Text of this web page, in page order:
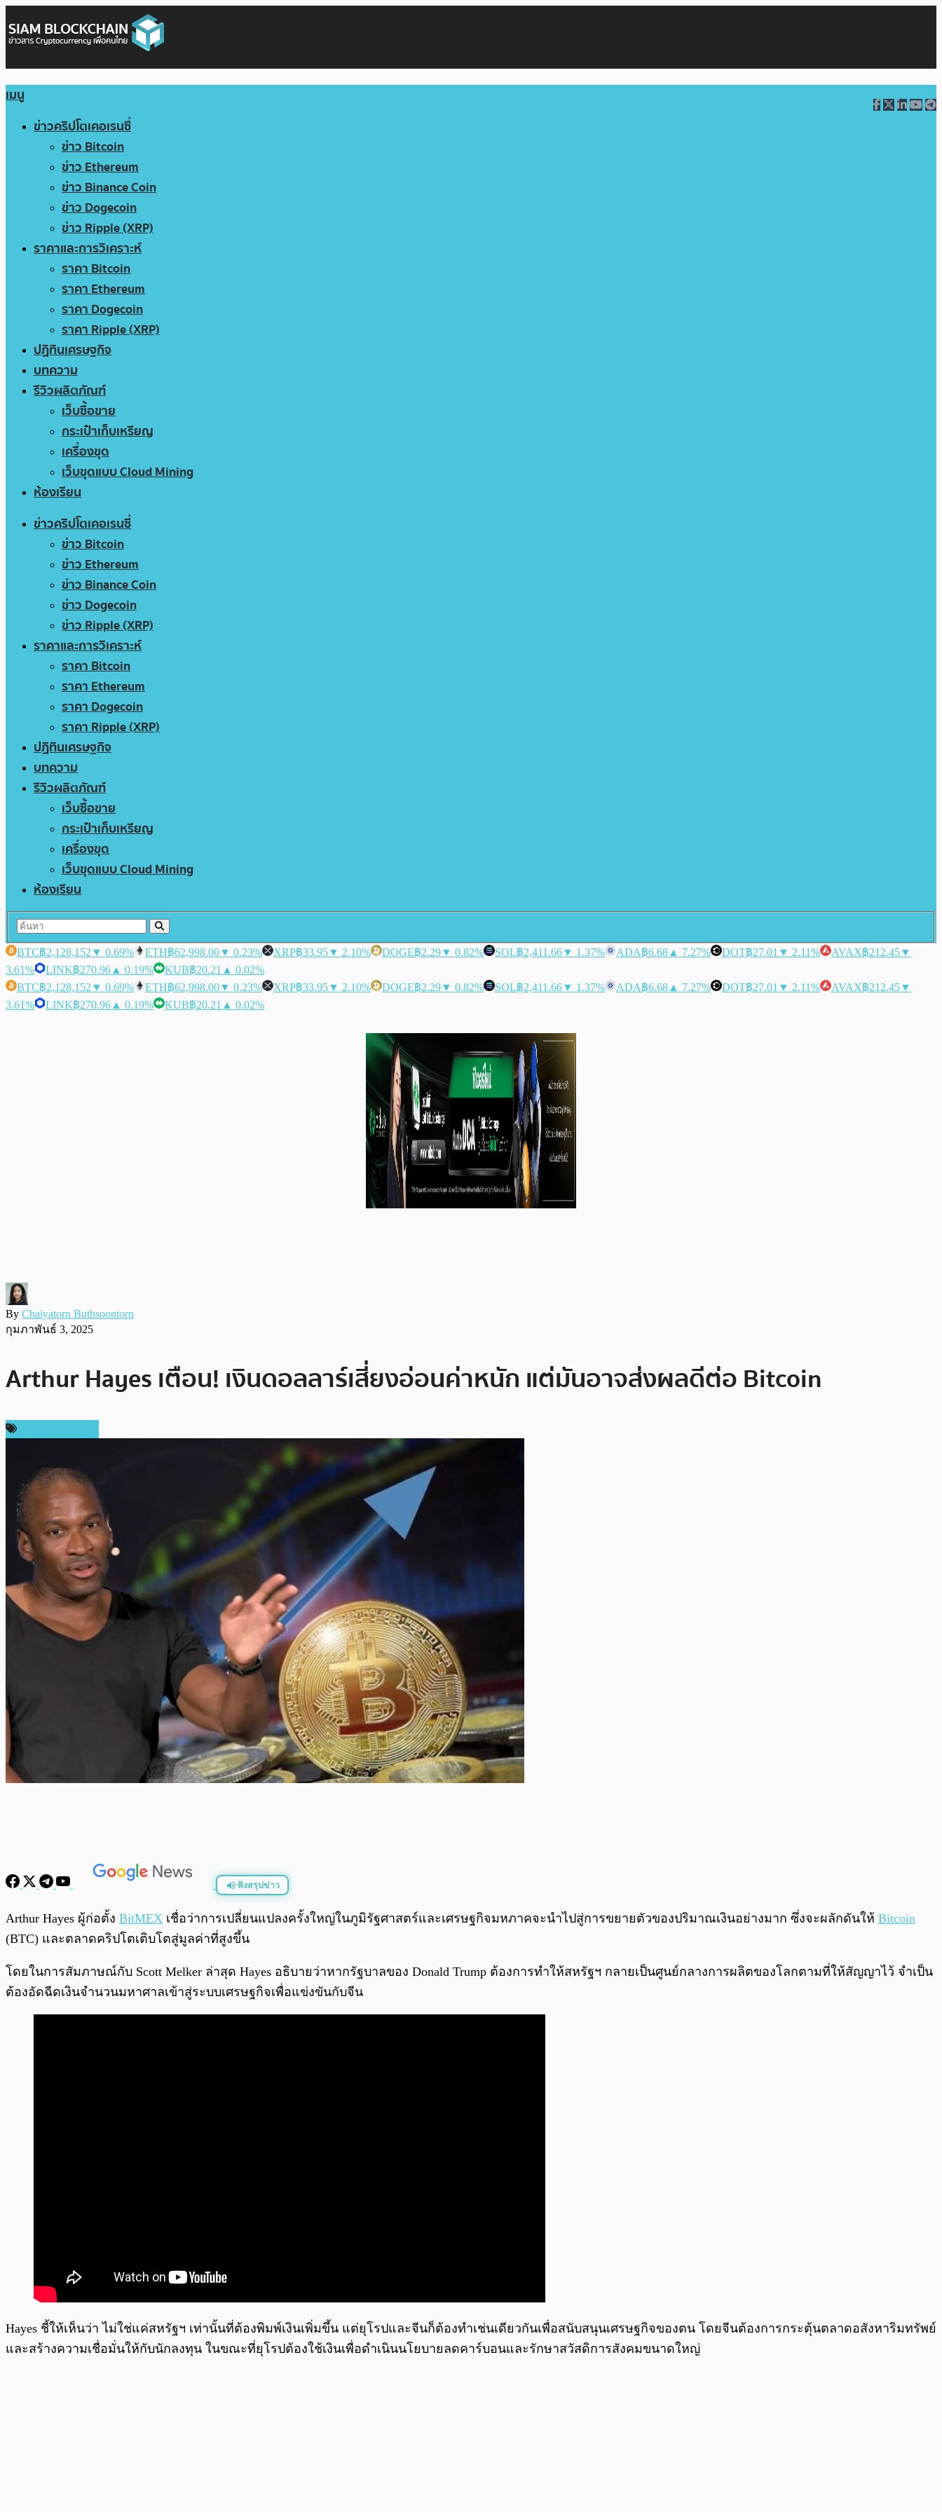
เมนู
ข่าวคริปโตเคอเรนซี่
ข่าว Bitcoin
ข่าว Ethereum
ข่าว Binance Coin
ข่าว Dogecoin
ข่าว Ripple (XRP)
ราคาและการวิเคราะห์
ราคา Bitcoin
ราคา Ethereum
ราคา Dogecoin
ราคา Ripple (XRP)
ปฏิทินเศรษฐกิจ
บทความ
รีวิวผลิตภัณฑ์
เว็บซื้อขาย
กระเป๋าเก็บเหรียญ
เครื่องขุด
เว็บขุดแบบ Cloud Mining
ห้องเรียน
ข่าวคริปโตเคอเรนซี่
ข่าว Bitcoin
ข่าว Ethereum
ข่าว Binance Coin
ข่าว Dogecoin
ข่าว Ripple (XRP)
ราคาและการวิเคราะห์
ราคา Bitcoin
ราคา Ethereum
ราคา Dogecoin
ราคา Ripple (XRP)
ปฏิทินเศรษฐกิจ
บทความ
รีวิวผลิตภัณฑ์
เว็บซื้อขาย
กระเป๋าเก็บเหรียญ
เครื่องขุด
เว็บขุดแบบ Cloud Mining
ห้องเรียน
BTC฿2,128,152 ▼ 0.69% ETH฿62,998.00▼ 0.23% XRP฿33.95▼ 2.10% DOGE฿2.29▼ 0.82% SOL฿2,411.66▼ 1.37% ADA฿6.68 ▲ 7.27% DOT฿27.01 ▼ 2.11% AVAX฿212.45▼
3.61%
LINK฿270.96 ▲ 0.19% KUB฿20.21 ▲ 0.02%
BTC฿2,128,152 ▼ 0.69% ETH฿62,998.00▼ 0.23% XRP฿33.95▼ 2.10% DOGE฿2.29▼ 0.82% SOL฿2,411.66▼ 1.37% ADA฿6.68 ▲ 7.27% DOT฿27.01 ▼ 2.11% AVAX฿212.45▼
3.61%
LINK฿270.96 ▲ 0.19% KUB฿20.21 ▲ 0.02%
By Chaiyatorn Buthsoontorn
กุมภาพันธ์ 3, 2025
Arthur Hayes เตือน! เงินดอลลาร์เสี่ยงอ่อนค่าหนัก แต่มันอาจส่งผลดีต่อ Bitcoin
ฟังสรุปข่าว
พร้อมเล่น 0:00 /0:00
Arthur Hayes ผู้ก่อตั้ง BitMEX เชื่อว่าการเปลี่ยนแปลงครั้งใหญ่ในภูมิรัฐศาสตร์และเศรษฐกิจมหภาคจะนำไปสู่การขยายตัวของปริมาณเงินอย่างมาก ซึ่งจะผลักดันให้ Bitcoin
(BTC) และตลาดคริปโตเติบโตสู่มูลค่าที่สูงขึ้น
โดยในการสัมภาษณ์กับ Scott Melker ล่าสุด Hayes อธิบายว่าหากรัฐบาลของ Donald Trump ต้องการทำให้สหรัฐฯ กลายเป็นศูนย์กลางการผลิตของโลกตามที่ให้สัญญาไว้ จำเป็น
ต้องอัดฉีดเงินจำนวนมหาศาลเข้าสู่ระบบเศรษฐกิจเพื่อแข่งขันกับจีน
Hayes ชี้ให้เห็นว่า ไม่ใช่แค่สหรัฐฯ เท่านั้นที่ต้องพิมพ์เงินเพิ่มขึ้น แต่ยุโรปและจีนก็ต้องทำเช่นเดียวกันเพื่อสนับสนุนเศรษฐกิจของตน โดยจีนต้องการกระตุ้นตลาดอสังหาริมทรัพย์
และสร้างความเชื่อมั่นให้กับนักลงทุน ในขณะที่ยุโรปต้องใช้เงินเพื่อดำเนินนโยบายลดคาร์บอนและรักษาสวัสดิการสังคมขนาดใหญ่